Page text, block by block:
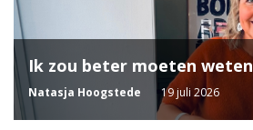
Ik zou beter moeten weten
Natasja Hoogstede 19 juli 2026